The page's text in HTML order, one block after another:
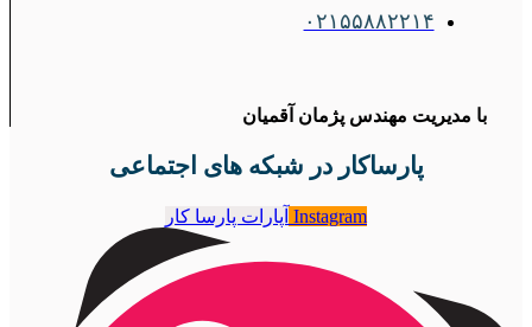
۰۲۱۵۵۸۸۲۲۱۴
با مدیریت مهندس پژمان آقمیان
پارساکار در شبکه های اجتماعی
Instagram آپارات پارسا کار